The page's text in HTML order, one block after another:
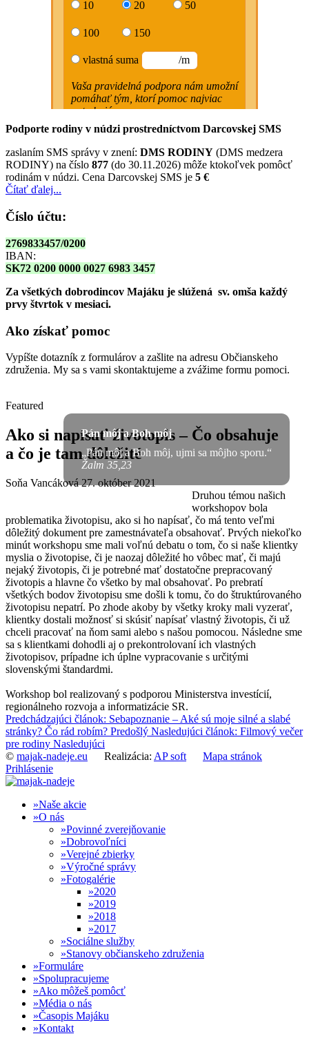
Podporte rodiny v núdzi prostredníctvom Darcovskej SMS
zaslaním SMS správy v znení: DMS RODINY (DMS medzera
RODINY) na číslo 877 (do 30.11.2026) môže ktokoľvek pomôcť
rodinám v núdzi. Cena Darcovskej SMS je 5 €
Čítať ďalej...
Číslo účtu:
2769833457/0200
IBAN:
SK72 0200 0000 0027 6983 3457
Za všetkých dobrodincov Majáku je slúžená sv. omša každý
prvy štvrtok v mesiaci.
Ako získať pomoc
Vypíšte dotazník z formulárov a zašlite na adresu Občianskeho
združenia. My sa s vami skontaktujeme a zvážime formu pomoci.
Pán môj a Boh môj
„Pán môj a Boh môj, ujmi sa môjho sporu.“
Žalm 35,23
Featured
Ako si napísať životopis – Čo obsahuje
a čo je tam dôležité
Soňa Vancáková 27. október 2021
Druhou témou našich
workshopov bola
problematika životopisu, ako si ho napísať, čo má tento veľmi
dôležitý dokument pre zamestnávateľa obsahovať. Prvých niekoľko
minút workshopu sme mali voľnú debatu o tom, čo si naše klientky
myslia o životopise, či je naozaj dôležité ho vôbec mať, či majú
nejaký životopis, či je potrebné mať dostatočne prepracovaný
životopis a hlavne čo všetko by mal obsahovať. Po prebratí
všetkých bodov životopisu sme došli k tomu, čo do štruktúrovaného
životopisu nepatrí. Po zhode akoby by všetky kroky mali vyzerať,
klientky dostali možnosť si skúsiť napísať vlastný životopis, či už
chceli pracovať na ňom sami alebo s našou pomocou. Následne sme
sa s klientkami dohodli aj o prekontrolovaní ich vlastných
životopisov, prípadne ich úplne vypracovanie s určitými
slovenskými štandardmi.
Workshop bol realizovaný s podporou Ministerstva investícií,
regionálneho rozvoja a informatizácie SR.
Predchádzajúci článok: Sebapoznanie – Aké sú moje silné a slabé
stránky? Čo rád robím? Predošlý Nasledujúci článok: Filmový večer
pre rodiny Nasledujúci
© majak-nadeje.eu Realizácia: AP soft
Mapa stránok
Prihlásenie
Naše akcie
O nás
Povinné zverejňovanie
Dobrovoľníci
Verejné zbierky
Výročné správy
Fotogalérie
2020
2019
2018
2017
Sociálne služby
Stanovy občianskeho združenia
Formuláre
Spolupracujeme
Ako môžeš pomôcť
Média o nás
Časopis Majáku
Kontakt